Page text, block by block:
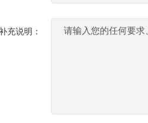
充说明：